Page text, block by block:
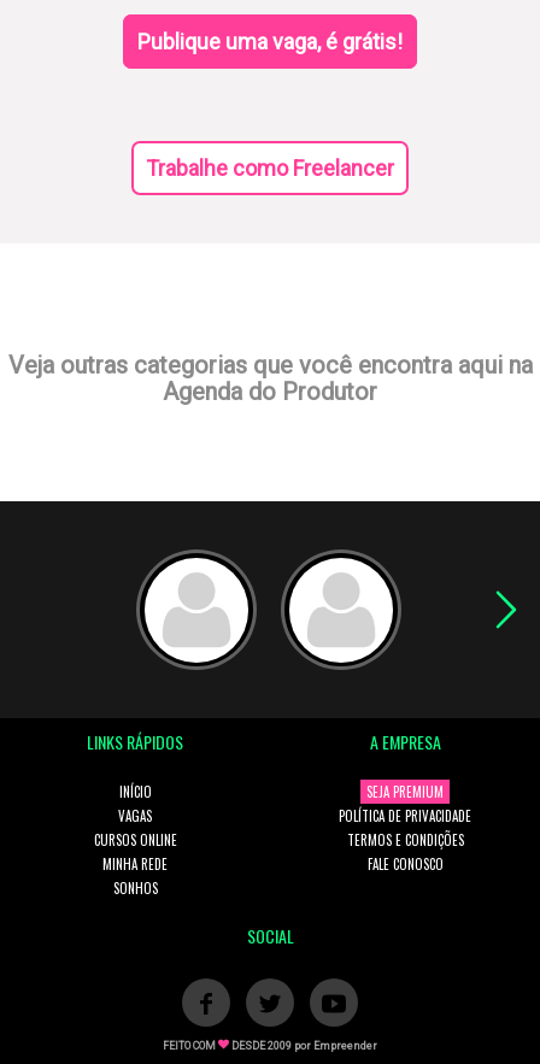
Publique uma vaga, é grátis!
Trabalhe como Freelancer
Veja outras categorias que você encontra aqui na
Agenda do Produtor
LINKS RÁPIDOS
INÍCIO
VAGAS
CURSOS ONLINE
MINHA REDE
SONHOS
A EMPRESA
SEJA PREMIUM
POLÍTICA DE PRIVACIDADE
TERMOS E CONDIÇÕES
FALE CONOSCO
SOCIAL
FEITO COM DESDE 2009 por Empreender